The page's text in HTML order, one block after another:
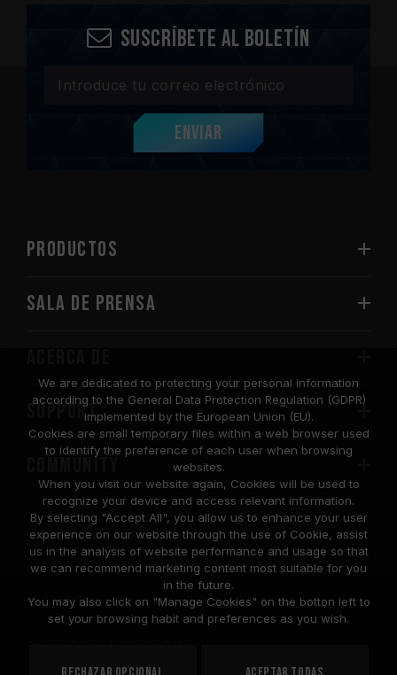
Suscríbete al boletín
Enviar
PRODUCTOS
Sala de prensa
SUPPORT
COMMUNITY
© 2026 Team Group Inc. All Rights Reserved.
United
We are dedicated to protecting your personal information
according to the General Data Protection Regulation (GDPR)
implemented by the European Union (EU).
Cookies are small temporary files within a web browser used
to identify the preference of each user when browsing
websites.
When you visit our website again, Cookies will be used to
recognize your device and access relevant information.
By selecting "Accept All", you allow us to enhance your user
experience on our website through the use of Cookie, assist
us in the analysis of website performance and usage so that
we can recommend marketing content most suitable for you
in the future.
You may also click on "Manage Cookies" on the botton left to
set your browsing habit and preferences as you wish.